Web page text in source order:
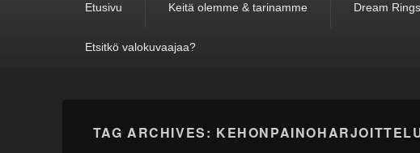
Etusivu Keitä olemme & tarinamme Dream Rings
Etsitkö valokuvaajaa?
TAG ARCHIVES: